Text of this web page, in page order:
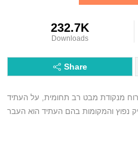
232.7K
Downloads
Share
מנקודת מבט רב תחומית, על העתיד
נפוץ והמקומות בהם העתיד הוא העבר